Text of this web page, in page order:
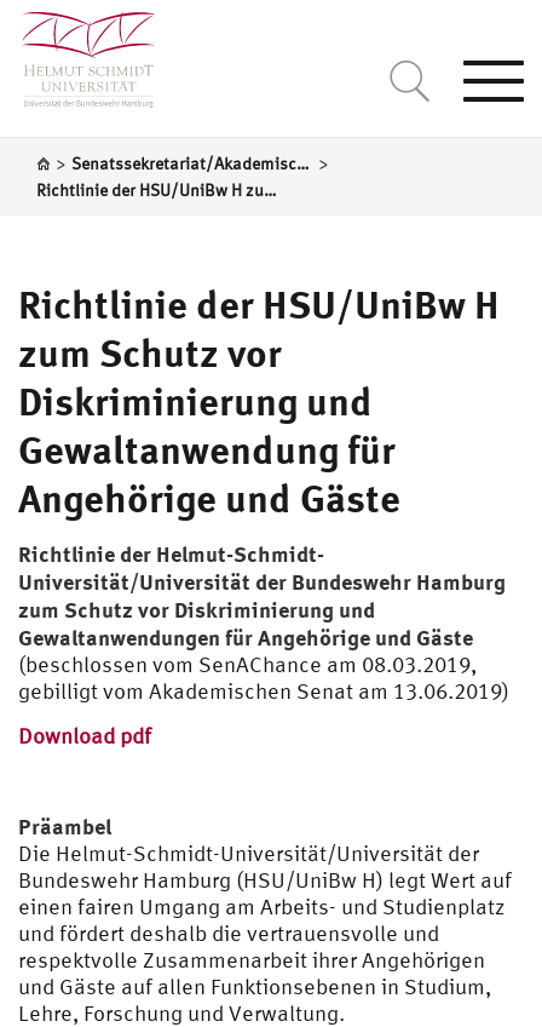
> Senatssekretariat/Akademische Selbstverwaltung >
Richtlinie der HSU/UniBw H zum Schutz vor Diskriminierung und Gewaltanwendung für Angehörige und Gäste
Richtlinie der HSU/UniBw H
zum Schutz vor
Diskriminierung und
Gewaltanwendung für
Angehörige und Gäste
Richtlinie der Helmut-Schmidt-
Universität/Universität der Bundeswehr Hamburg
zum Schutz vor Diskriminierung und
Gewaltanwendungen für Angehörige und Gäste
(beschlossen vom SenAChance am 08.03.2019,
gebilligt vom Akademischen Senat am 13.06.2019)
Download pdf
Präambel
Die Helmut-Schmidt-Universität/Universität der
Bundeswehr Hamburg (HSU/UniBw H) legt Wert auf
einen fairen Umgang am Arbeits- und Studienplatz
und fördert deshalb die vertrauensvolle und
respektvolle Zusammenarbeit ihrer Angehörigen
und Gäste auf allen Funktionsebenen in Studium,
Lehre, Forschung und Verwaltung.